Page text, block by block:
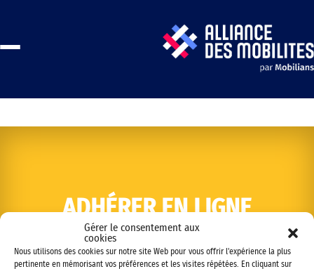
Gérer le consentement aux
cookies
Nous utilisons des cookies sur notre site Web pour vous offrir l'expérience la plus
pertinente en mémorisant vos préférences et les visites répétées. En cliquant sur
ADHÉRER EN LIGNE